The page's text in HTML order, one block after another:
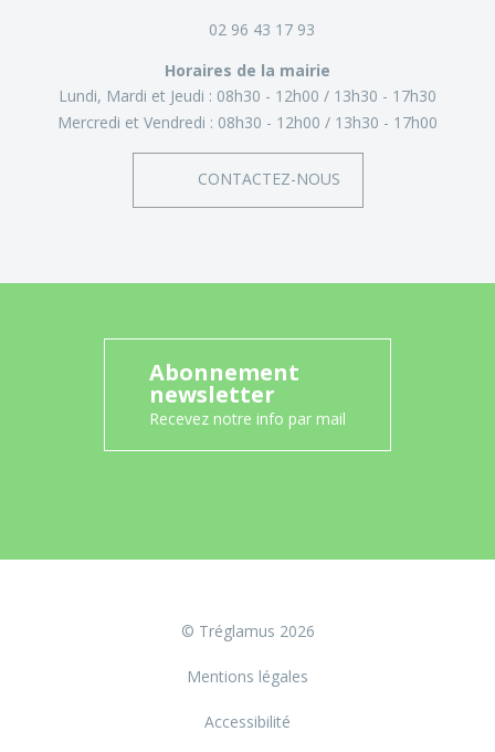
02 96 43 17 93
Horaires de la mairie
Lundi, Mardi et Jeudi : 08h30 - 12h00
13h30 - 17h30
Mercredi et Vendredi : 08h30 - 12h00 13h30 - 17h00
CONTACTEZ-NOUS
Abonnement
newsletter
Recevez notre info par mail
© Tréglamus 2026
Mentions légales
Accessibilité